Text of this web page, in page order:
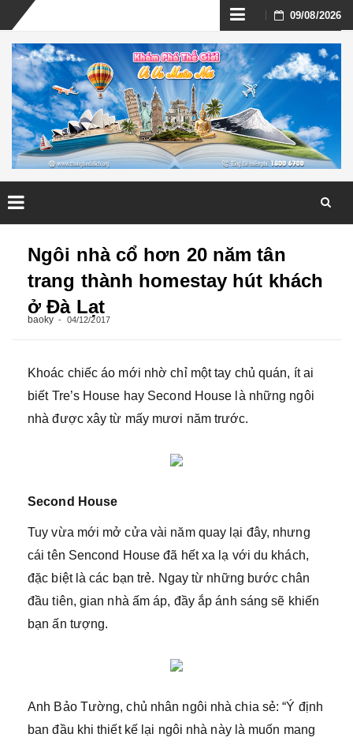
Skip
to
content
09/08/2026
Ngôi nhà cổ hơn 20 năm tân
trang thành homestay hút khách
ở Đà Lạt
baoky 04/12/2017
Khoác chiếc áo mới nhờ chỉ một tay chủ quán, ít ai
biết Tre’s House hay Second House là những ngôi
nhà được xây từ mấy mươi năm trước.
Second House
Tuy vừa mới mở cửa vài năm quay lại đây, nhưng
cái tên Sencond House đã hết xa lạ với du khách,
đặc biệt là các bạn trẻ. Ngay từ những bước chân
đầu tiên, gian nhà ấm áp, đầy ắp ánh sáng sẽ khiến
bạn ấn tượng.
Anh Bảo Tường, chủ nhân ngôi nhà chia sẻ: “Ý định
ban đầu khi thiết kế lại ngôi nhà này là muốn mang